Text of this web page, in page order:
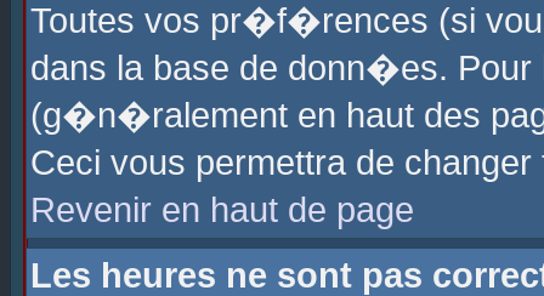
Toutes vos pr�f�rences (si
dans la base de donn�es.
(g�n�ralement en haut des
Ceci vous permettra de
Revenir en haut de page
Les heures ne sont pas